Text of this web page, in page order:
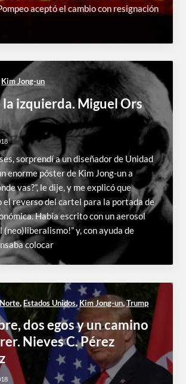
aceptó el cambio con resignación
Kim Jong-un
la izquierda. Miguel Ors
sorprendí a un diseñador de Unidad
enorme póster de Kim Jong-un a
vas?”, le dije, y me explicó que
el reverso del cartel para la portada de
Había escrito con un aerosol
(neo)liberalismo!” y, con ayuda de
colocar
,Estados Unidos,Kim Jong-un,Trump
dos egos y un camino
Nieves C. Pérez